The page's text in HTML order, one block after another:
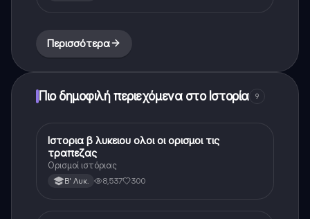
Περισσότερα
Πιο δημοφιλή περιεχόμενα στο Ιστορία 9
Ιστορία
Ιστορια β λυκειου ολοι οι ορισμοι τις
τραπεζας
Ορισμοί ιστόριας
Β' Λυκ. 8,537 300